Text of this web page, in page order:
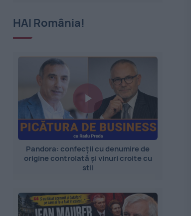
HAI România!
Pandora: confecții cu denumire de
origine controlată și vinuri croite cu
stil